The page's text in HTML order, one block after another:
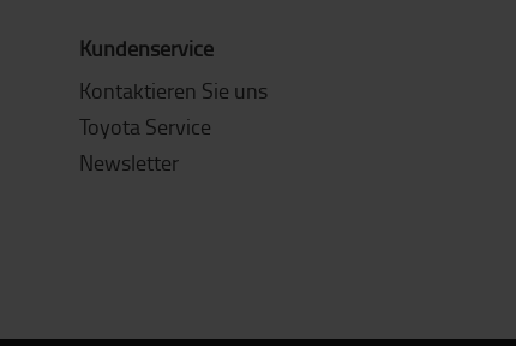
Kundenservice
Kontaktieren Sie uns
Toyota Service
Newsletter